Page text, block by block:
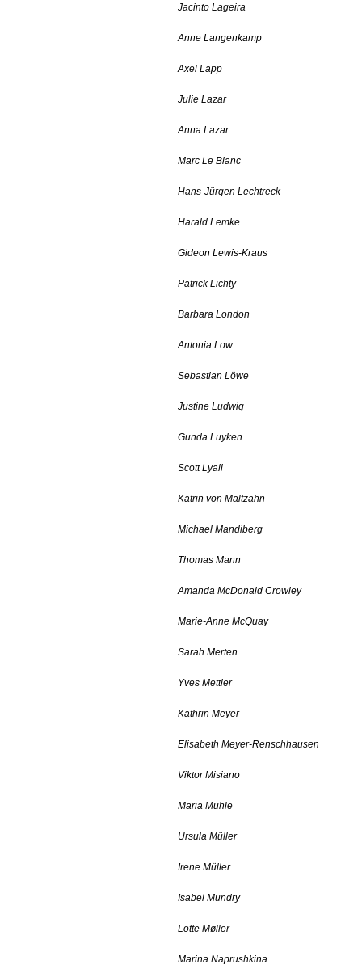
Jacinto Lageira
Anne Langenkamp
Axel Lapp
Julie Lazar
Anna Lazar
Marc Le Blanc
Hans-Jürgen Lechtreck
Harald Lemke
Gideon Lewis-Kraus
Patrick Lichty
Barbara London
Antonia Low
Sebastian Löwe
Justine Ludwig
Gunda Luyken
Scott Lyall
Katrin von Maltzahn
Michael Mandiberg
Thomas Mann
Amanda McDonald Crowley
Marie-Anne McQuay
Sarah Merten
Yves Mettler
Kathrin Meyer
Elisabeth Meyer-Renschhausen
Viktor Misiano
Maria Muhle
Ursula Müller
Irene Müller
Isabel Mundry
Lotte Møller
Marina Naprushkina